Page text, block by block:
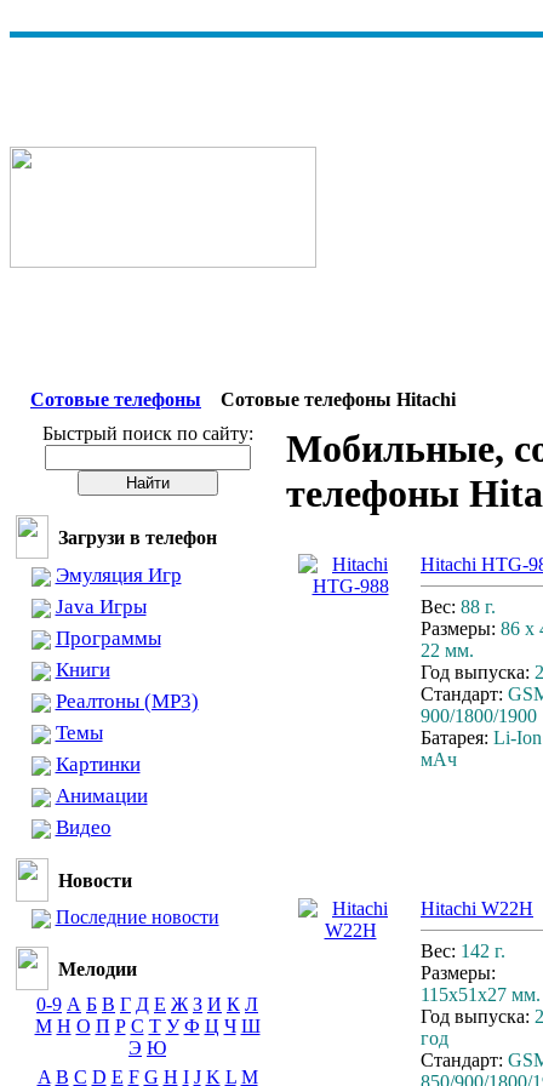
Сотовые телефоны
Сотовые телефоны Hitachi
Быстрый поиск по сайту:
Загрузи в телефон
Эмуляция Игр
Java Игры
Программы
Книги
Реалтоны (MP3)
Темы
Картинки
Анимации
Видео
Новости
Последние новости
Мелодии
0-9 А Б В Г Д Е Ж З И К Л
М Н О П Р С Т У Ф Ц Ч Ш
Э Ю
A B C D E F G H I J K L M
Мобильные,
телефоны
Hitachi HTG-
Вес: 88 г.
Размеры: 86 x
22 мм.
Год выпуска:
Стандарт:
900/1800/1900
Батарея: Li-Ion
мАч
Hitachi W22H
Вес: 142 г.
Размеры:
115х51х27 мм.
Год выпуска:
год
Стандарт: